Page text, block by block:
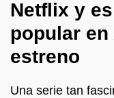
Netflix y
popular
estreno
Una serie tan